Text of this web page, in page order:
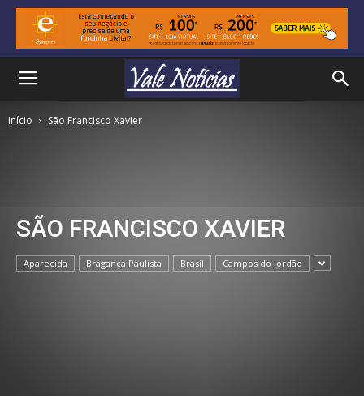
Início São Francisco Xavier
SÃO FRANCISCO XAVIER
Aparecida Bragança Paulista Brasil Campos do Jordão